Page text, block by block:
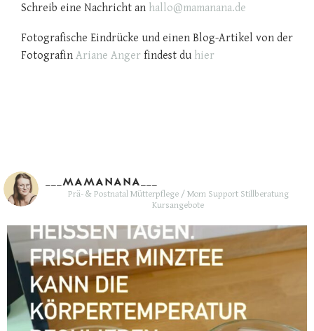
Schreib eine Nachricht an hallo@mamanana.de
Fotografische Eindrücke und einen Blog-Artikel von der
Fotografin Ariane Anger findest du hier
___MAMANANA___
Prä- & Postnatal Mütterpflege / Mom SupportStillberatung
Kursangebote